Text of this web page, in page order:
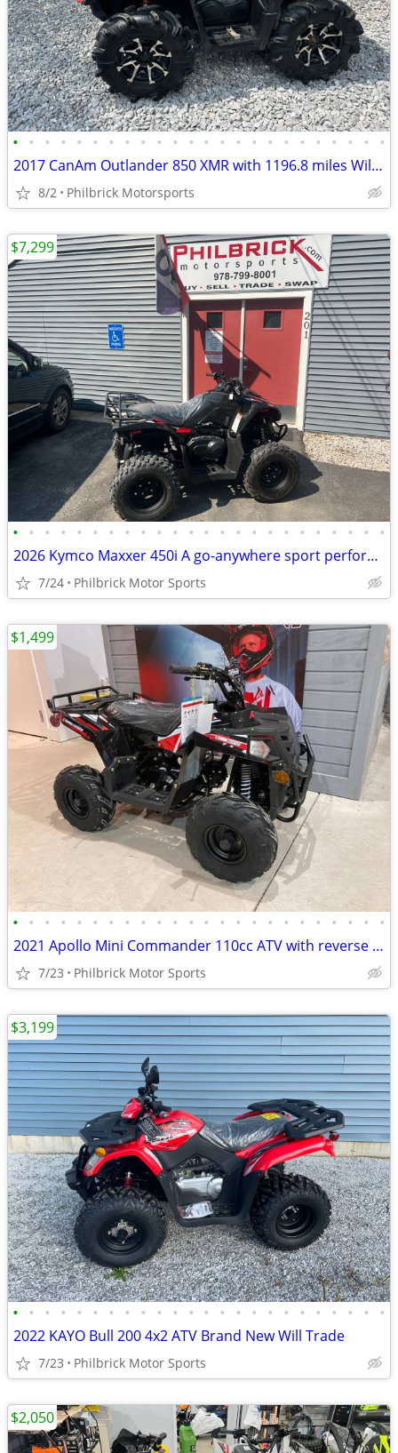
• • • • • • • • • • • • • • • • • • • • • • • •
2017 CanAm Outlander 850 XMR with 1196.8 miles Will Trade
8/2 Philbrick Motorsports
• • • • • • • • • • • • • • • • • • • • • • • •
2026 Kymco Maxxer 450i A go-anywhere sport performance ATV Will Trade
7/24 Philbrick Motor Sports
$7,299
• • • • • • • • • • • • • • • • • • • • • • • •
2021 Apollo Mini Commander 110cc ATV with reverse Will Trade
7/23 Philbrick Motor Sports
$1,499
• • • • • • • • • • • • • • • • • • • • • • • •
2022 KAYO Bull 200 4x2 ATV Brand New Will Trade
7/23 Philbrick Motor Sports
$3,199
$2,050